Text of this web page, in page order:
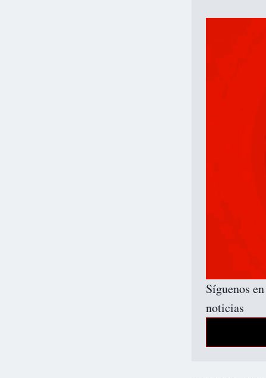
Síguenos
noticias